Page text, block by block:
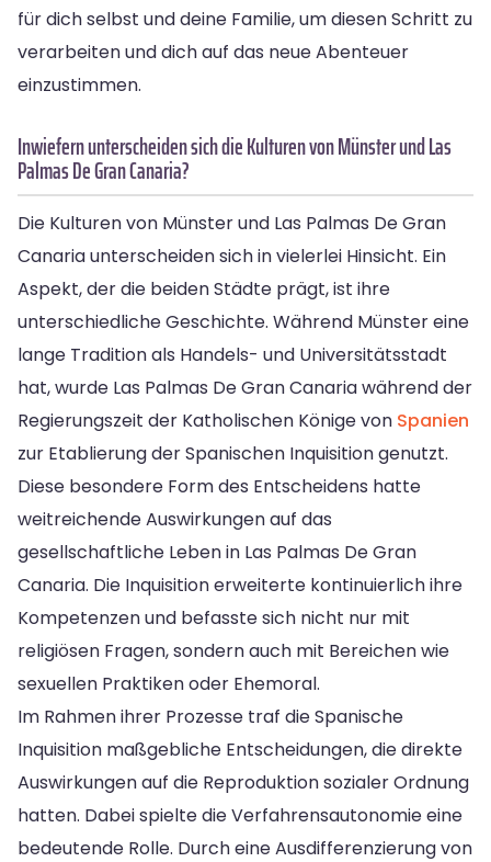
für dich selbst und deine Familie, um diesen Schritt zu
verarbeiten und dich auf das neue Abenteuer
einzustimmen.
Inwiefern unterscheiden sich die Kulturen von Münster und Las
Palmas De Gran Canaria?
Die Kulturen von Münster und Las Palmas De Gran
Canaria unterscheiden sich in vielerlei Hinsicht. Ein
Aspekt, der die beiden Städte prägt, ist ihre
unterschiedliche Geschichte. Während Münster eine
lange Tradition als Handels- und Universitätsstadt
hat, wurde Las Palmas De Gran Canaria während der
Regierungszeit der Katholischen Könige von Spanien
zur Etablierung der Spanischen Inquisition genutzt.
Diese besondere Form des Entscheidens hatte
weitreichende Auswirkungen auf das
gesellschaftliche Leben in Las Palmas De Gran
Canaria. Die Inquisition erweiterte kontinuierlich ihre
Kompetenzen und befasste sich nicht nur mit
religiösen Fragen, sondern auch mit Bereichen wie
sexuellen Praktiken oder Ehemoral.
Im Rahmen ihrer Prozesse traf die Spanische
Inquisition maßgebliche Entscheidungen, die direkte
Auswirkungen auf die Reproduktion sozialer Ordnung
hatten. Dabei spielte die Verfahrensautonomie eine
bedeutende Rolle. Durch eine Ausdifferenzierung von